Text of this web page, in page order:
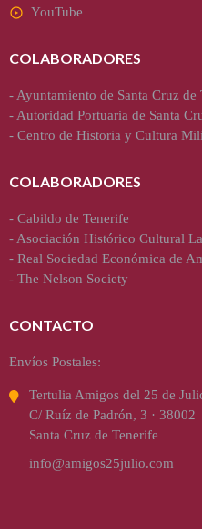
YouTube
COLABORADORES
- Ayuntamiento de Santa Cruz de
- Autoridad Portuaria de Santa
- Centro de Historia y Cultura
COLABORADORES
- Cabildo de Tenerife
- Asociación Histórico Cultural
- Real Sociedad Económica de
- The Nelson Society
CONTACTO
Envíos Postales:
Tertulia Amigos del 25 de
C/ Ruíz de Padrón, 3 · 38002
Santa Cruz de Tenerife
info@amigos25julio.com